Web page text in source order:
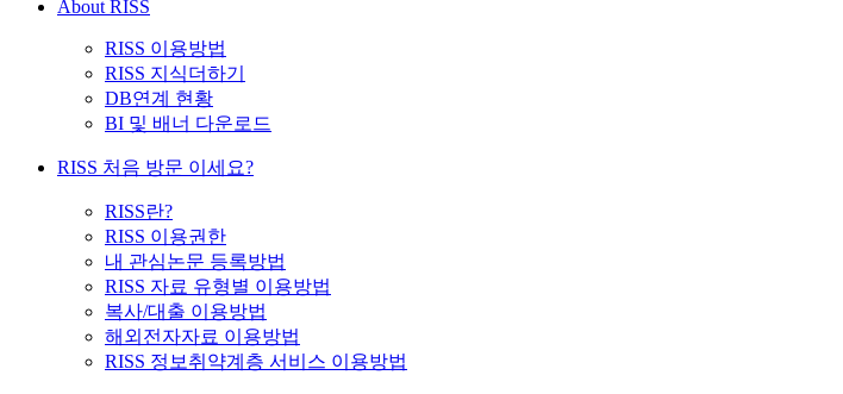
About RISS
RISS 이용방법
RISS 지식더하기
DB연계 현황
BI 및 배너 다운로드
RISS 처음 방문 이세요?
RISS란?
RISS 이용권한
내 관심논문 등록방법
RISS 자료 유형별 이용방법
복사/대출 이용방법
해외전자자료 이용방법
RISS 정보취약계층 서비스 이용방법